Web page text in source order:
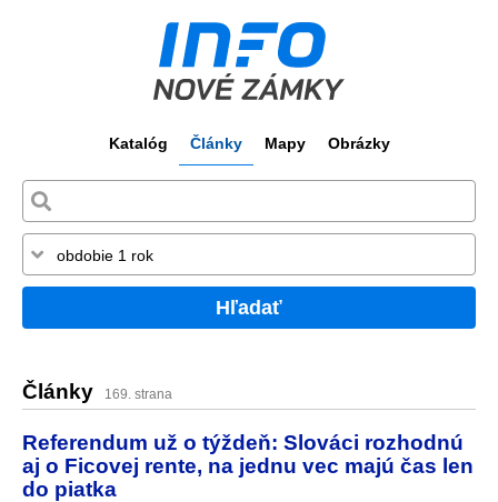
Katalóg Články Mapy Obrázky
Hľadať
Články 169. strana
Referendum už o týždeň: Slováci rozhodnú
aj o Ficovej rente, na jednu vec majú čas len
do piatka